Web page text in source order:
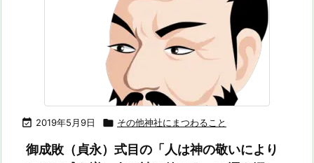
 2019年5月9日  その他神社にまつわること
御成敗（貞永）式目の「人は神の敬いにより